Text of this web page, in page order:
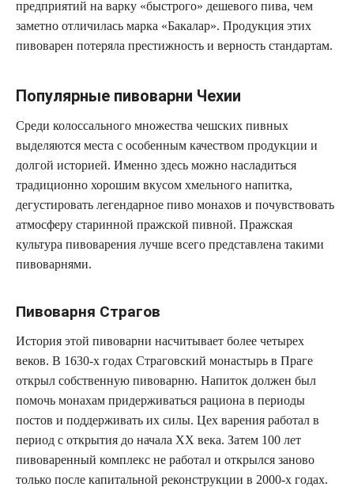
предприятий на варку «быстрого» дешевого пива, чем
заметно отличилась марка «Бакалар». Продукция этих
пивоварен потеряла престижность и верность стандартам.
Популярные пивоварни Чехии
Среди колоссального множества чешских пивных
выделяются места с особенным качеством продукции и
долгой историей. Именно здесь можно насладиться
традиционно хорошим вкусом хмельного напитка,
дегустировать легендарное пиво монахов и почувствовать
атмосферу старинной пражской пивной. Пражская
культура пивоварения лучше всего представлена такими
пивоварнями.
Пивоварня Страгов
История этой пивоварни насчитывает более четырех
веков. В 1630-х годах Страговский монастырь в Праге
открыл собственную пивоварню. Напиток должен был
помочь монахам придерживаться рациона в периоды
постов и поддерживать их силы. Цех варения работал в
период с открытия до начала XX века. Затем 100 лет
пивоваренный комплекс не работал и открылся заново
только после капитальной реконструкции в 2000-х годах.